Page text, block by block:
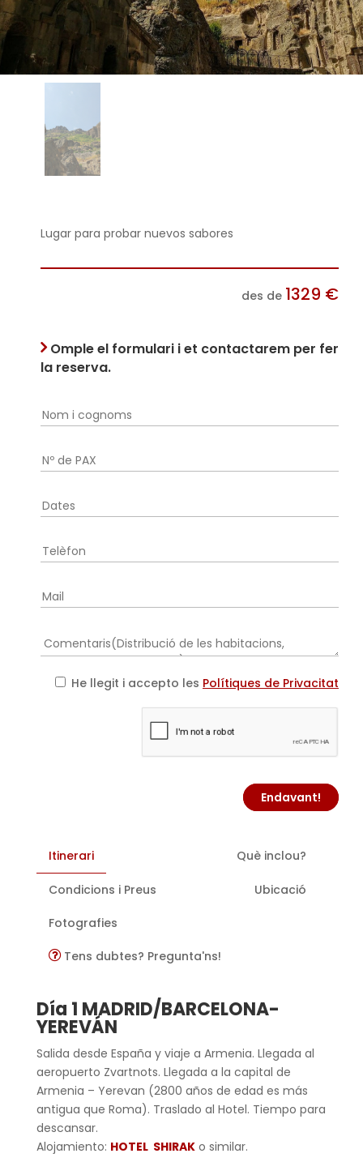
Lugar para probar nuevos sabores
des de 1329 €
Omple el formulari i et contactarem per fer
la reserva.
He llegit i accepto les Polítiques de Privacitat
Endavant!
Itinerari Què inclou?
Condicions i Preus Ubicació
Fotografies
Tens dubtes? Pregunta'ns!
Día 1 MADRID/BARCELONA-
YEREVÁN
Salida desde España y viaje a Armenia. Llegada al
aeropuerto Zvartnots. Llegada a la capital de
Armenia – Yerevan (2800 años de edad es más
antigua que Roma). Traslado al Hotel. Tiempo para
descansar.
Alojamiento: HOTEL SHIRAKo similar.